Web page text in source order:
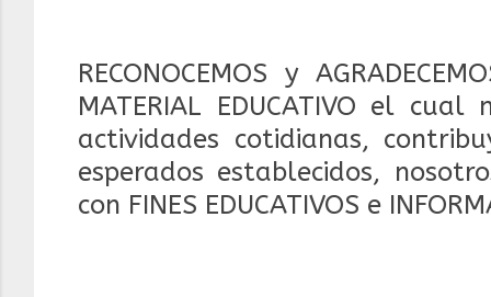
RECONOCEMOS y
MATERIAL EDUCATIVO el
actividades cotidianas,
esperados establecidos,
con FINES EDUCATIVOS e